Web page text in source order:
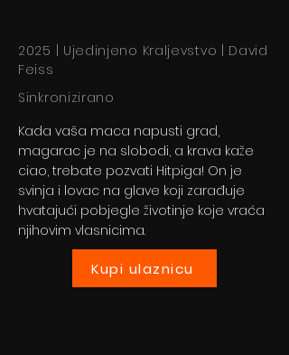
2025 | Ujedinjeno Kraljevstvo | David
Feiss
Sinkronizirano
Kada vaša maca napusti grad,
magarac je na slobodi, a krava kaže
ciao, trebate pozvati Hitpiga! On je
svinja i lovac na glave koji zarađuje
hvatajući pobjegle životinje koje vraća
njihovim vlasnicima.
Kupi ulaznicu